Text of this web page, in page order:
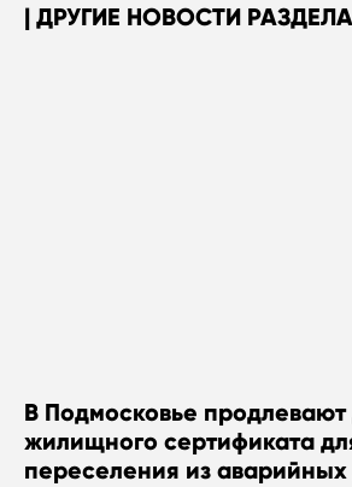
ДРУГИЕ НОВОСТИ РАЗДЕЛА
В Подмосковье продлевают
жилищного сертификата
переселения из